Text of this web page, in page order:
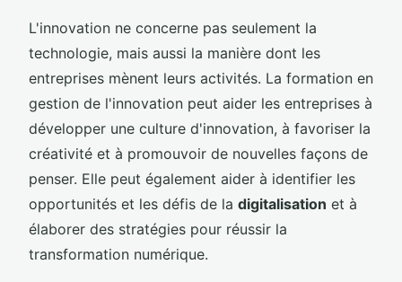
L'innovation ne concerne pas seulement la
technologie, mais aussi la manière dont les
entreprises mènent leurs activités. La formation en
gestion de l'innovation peut aider les entreprises à
développer une culture d'innovation, à favoriser la
créativité et à promouvoir de nouvelles façons de
penser. Elle peut également aider à identifier les
opportunités et les défis de la digitalisation et à
élaborer des stratégies pour réussir la
transformation numérique.